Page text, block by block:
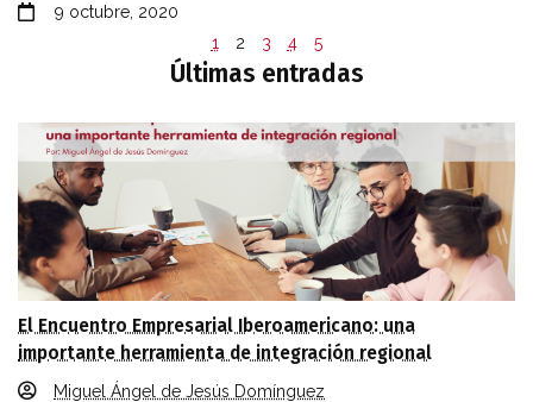
9 octubre, 2020
1
2 3 4 5
Últimas entradas
El Encuentro Empresarial Iberoamericano: una
importante herramienta de integración regional
Miguel Ángel de Jesús Domínguez